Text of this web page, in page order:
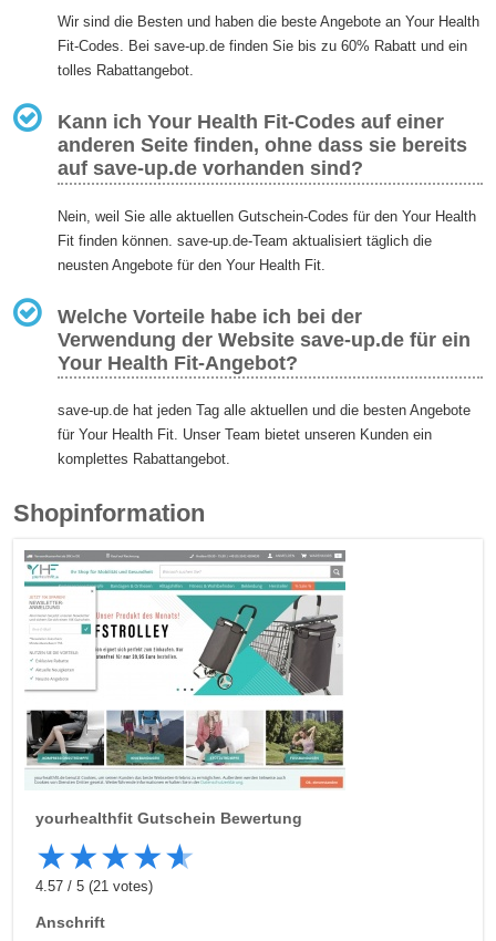
Wir sind die Besten und haben die beste Angebote an Your Health
Fit-Codes. Bei save-up.de finden Sie bis zu 60% Rabatt und ein
tolles Rabattangebot.
Kann ich Your Health Fit-Codes auf einer
anderen Seite finden, ohne dass sie bereits
auf save-up.de vorhanden sind?
Nein, weil Sie alle aktuellen Gutschein-Codes für den Your Health
Fit finden können. save-up.de-Team aktualisiert täglich die
neusten Angebote für den Your Health Fit.
Welche Vorteile habe ich bei der
Verwendung der Website save-up.de für ein
Your Health Fit-Angebot?
save-up.de hat jeden Tag alle aktuellen und die besten Angebote
für Your Health Fit. Unser Team bietet unseren Kunden ein
komplettes Rabattangebot.
Shopinformation
yourhealthfit Gutschein Bewertung
★★★★★
4.57/5 (21 votes)
Anschrift